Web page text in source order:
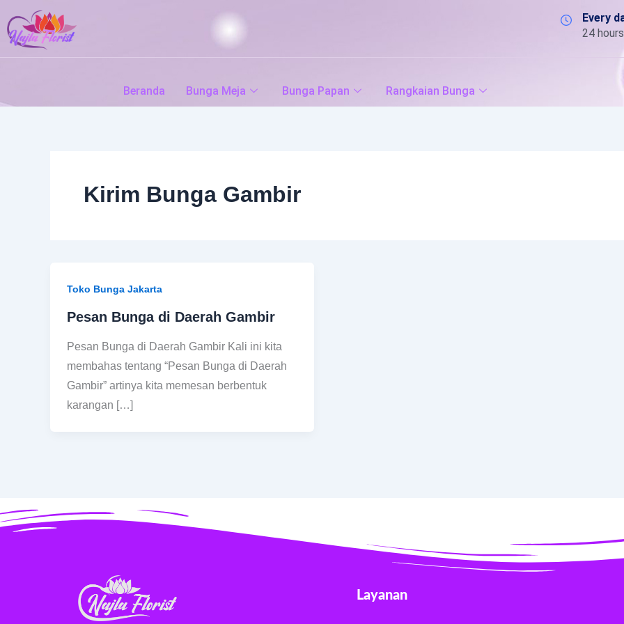
to
content
Every
24 hours
Beranda Bunga Meja Bunga Papan Rangkaian Bunga
Kirim Bunga Gambir
Toko Bunga Jakarta
Pesan Bunga di Daerah Gambir
Pesan Bunga di Daerah Gambir Kali ini kita
membahas tentang “Pesan Bunga di Daerah
Gambir” artinya kita memesan berbentuk
karangan […]
Layanan